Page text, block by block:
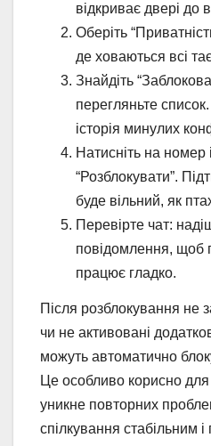
відкриває двері до
Оберіть
де ховаються всі
Знайдіть
перегляньте
історія минулих
Натисніть на номер
“Розблокувати”.
буде вільний, як
Перевірте чат:
повідомлення, щоб
працює гладко.
Після розблокування не
чи не активовані
можуть автоматично
Це особливо корисно для
уникне повторних
спілкування стабільним